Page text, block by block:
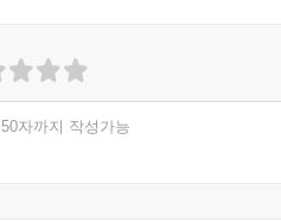
랑하나이다
노래
자까지 작성가능